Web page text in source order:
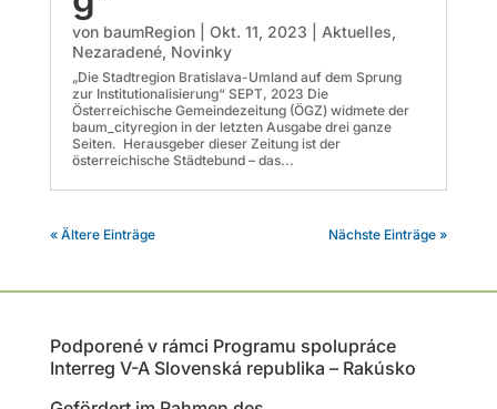
von baumRegion| Okt. 11, 2023 Aktuelles,
Nezaradené, Novinky
„Die Stadtregion Bratislava-Umland auf dem Sprung
zur Institutionalisierung“ SEPT, 2023 Die
Österreichische Gemeindezeitung (ÖGZ) widmete der
baum_cityregion in der letzten Ausgabe drei ganze
Seiten. Herausgeber dieser Zeitung ist der
österreichische Städtebund – das...
« Ältere Einträge Nächste Einträge »
Podporené v rámci Programu spolupráce
Interreg V-A Slovenská republika – Rakúsko